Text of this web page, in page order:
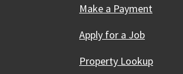
Make a Payment
Apply for a Job
Property Lookup